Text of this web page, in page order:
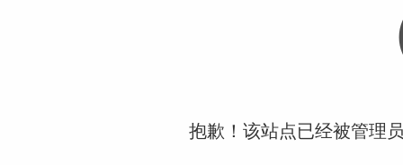
抱歉！该站点已经被管理